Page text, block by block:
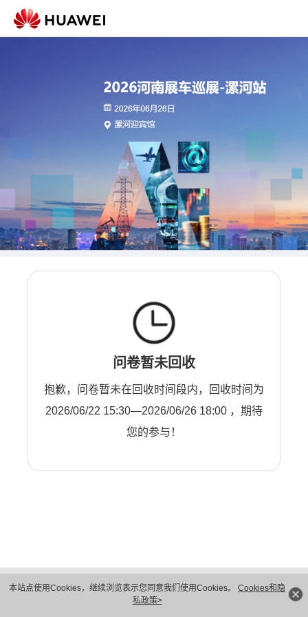
本站点使用Cookies，继续浏览表示您同意我们使用Cookies。 Cookies和隐
私政策>
问卷暂未回收
抱歉，问卷暂未在回收时间段内，回收时间为
2026/06/22 15:30—2026/06/26 18:00 ，期待
您的参与！
隐私保护
法律声明